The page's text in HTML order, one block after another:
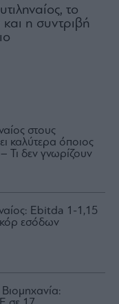
στους
καλύτερα όποιος
– Τι δεν γνωρίζουν
Ebitda 1-1,15
εσόδων
Βιομηχανία:
το
η συντριβή